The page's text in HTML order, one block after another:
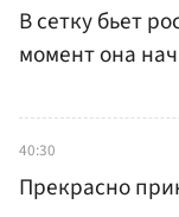
В сетку бьет
момент она
40:30
Прекрасно